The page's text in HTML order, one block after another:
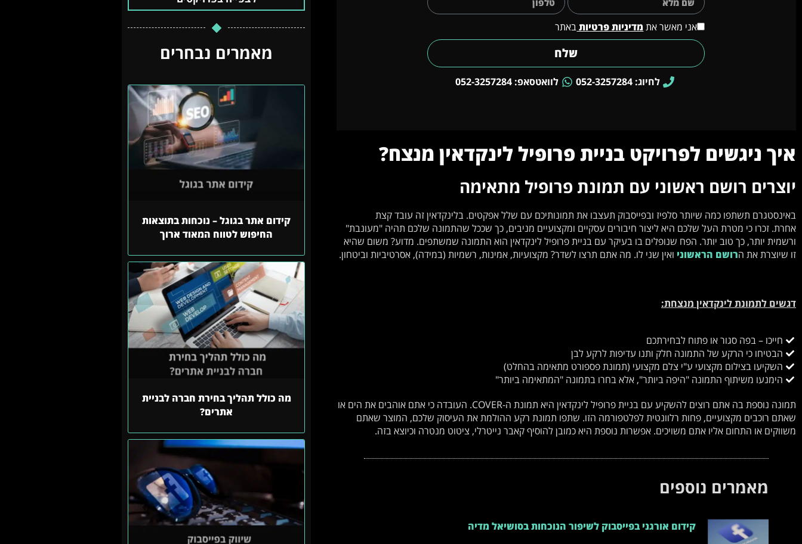
אני מאשר אתמדיניות פרטיותבאתר
שלח
לחיוג: 052-3257284 לוואטסאפ: 052-3257284
איך ניגשים לפרויקט בניית פרופיל לינקדאין מנצח?
יוצרים רושם ראשוני עם תמונת פרופיל מתאימה
באינסטגרם תשתפו כמה שיותר סלפיז ובפייסבוק תעצבו את תמונותיכם עם שלל אפקטים. בלינקדאין זה עובד קצת
אחרת. זכרו כי מטרת העל שלכם היא ליצור חיבורים עסקיים ומקצועיים מניבים, כך שככל שהתמונה שלכם תהיה "מעונבת"
ורשמית יותר, כך טוב יותר. הפח שנופלים בו בעיקר עם בניית פרופיל לינקדאין הוא התמונה שמשתפים. מדוע? משום שהיא
זו שיוצרת את הרושם הראשוני ואין שני לו. מה אתם תרצו לשדר? מקצועיות, אמינות, רשמיות (במידה), אסרטיביות וביטחון.
דגשים לתמונת לינקדאין מנצחת:
חייכו – בפה סגור או פתוח לבחירתכם
הבטיחו כי הרקע של התמונה חלק ותנו עדיפות לרקע לבן
השקיעו בצילום מקצועי ע"י צלם מקצועי (תמונת פספורט מתאימה בהחלט)
הימנעו משיתוף התמונה "היפה ביותר", אלא בחרו בתמונה "המתאימה ביותר"
תמונה נוספת בה אתם רוצים להשקיע עם בניית פרופיל לינקדאין היא תמונת ה-COVER. העובדה כי אתם אוהבים את הים או
שאתם רוכבים מקצועיים, פחות רלוונטית לפלטפורמה הזו. שתפו תמונת רקע ההולמת את העיסוק שלכם, המוצר שאתם
משווקים או התחום אליו אתם משויכים. אפשרות נוספת היא כמובן להוסיף קאבר נייטרלי, ציטוט מנטרה וכיוצא בזה.
מאמרים נוספים
קידום אורגני בפייסבוק לשיפור הנוכחות בסושיאל מדיה
מאמרים נבחרים
קידום אתר בגוגל – נוכחות בתוצאות
החיפוש לטווח המאוד ארוך
מה כולל תהליך בחירת חברה לבניית
אתרים?